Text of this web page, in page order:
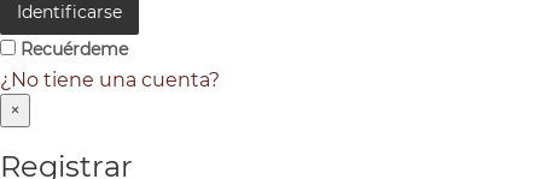
Identificarse
Recuérdeme
¿No tiene una cuenta?
×
Registrar